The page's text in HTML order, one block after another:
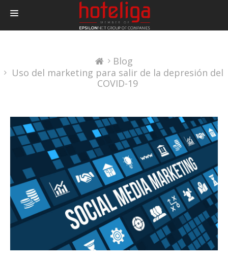
CONTACTAR
LOGIN
Blog
Uso del marketing para salir de la depresión del
COVID-19